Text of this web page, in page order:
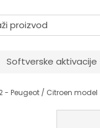
Softverske aktivacije
- Peugeot / Citroen model